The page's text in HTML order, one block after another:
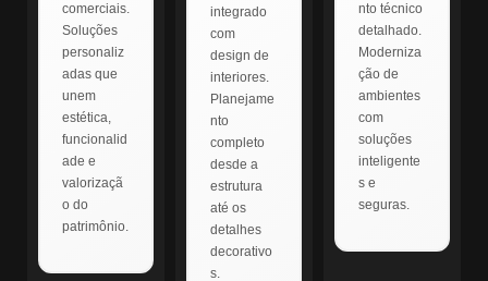
comerciais.
Soluções
personaliz
adas que
unem
estética,
funcionalid
ade e
valorizaçã
o do
patrimônio.
integrado
com
design de
interiores.
Planejame
nto
completo
desde a
estrutura
até os
detalhes
decorativo
s.
nto técnico
detalhado.
Moderniza
ção de
ambientes
com
soluções
inteligente
s e
seguras.